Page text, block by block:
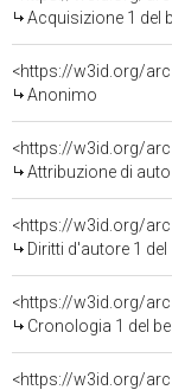
Acquisizione 1 del
<https://w3id.org/
Anonimo
Attribuzione di
<https://w3id.org/
Diritti d'autore 1
<https://w3id.org/
Cronologia 1 del